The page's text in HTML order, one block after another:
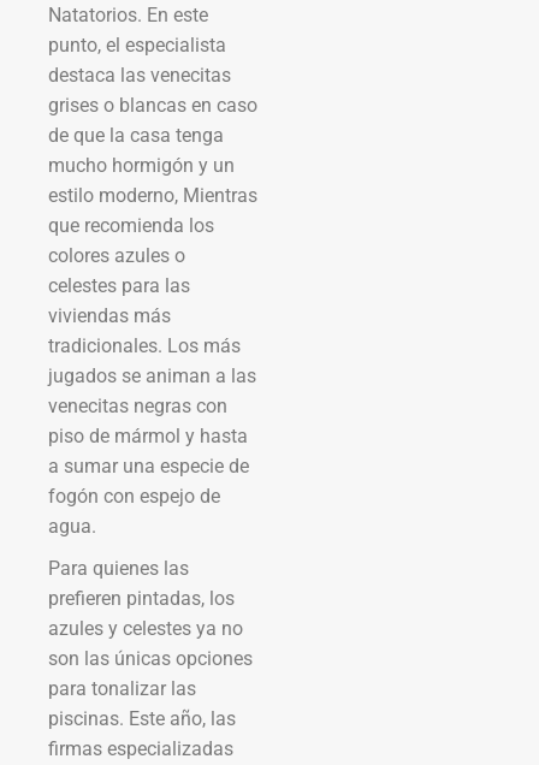
Natatorios. En este
punto, el especialista
destaca las venecitas
grises o blancas en caso
de que la casa tenga
mucho hormigón y un
estilo moderno, Mientras
que recomienda los
colores azules o
celestes para las
viviendas más
tradicionales. Los más
jugados se animan a las
venecitas negras con
piso de mármol y hasta
a sumar una especie de
fogón con espejo de
agua.
Para quienes las
prefieren pintadas, los
azules y celestes ya no
son las únicas opciones
para tonalizar las
piscinas. Este año, las
firmas especializadas